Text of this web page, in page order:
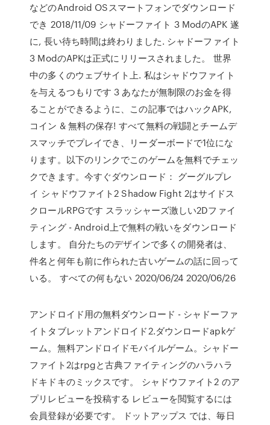
などのAndroid OSスマートフォンでダウンロード
でき 2018/11/09 シャドーファイト 3 ModのAPK 遂
に, 長い待ち時間は終わりました. シャドーファイト
3 ModのAPKは正式にリリースされました。 世界
中の多くのウェブサイト上. 私はシャドウファイト
を与えるつもりです 3 あなたが無制限のお金を得
ることができるように、この記事ではハックAPK,
コイン & 無料の保存! すべて無料の戦闘とチームデ
スマッチでプレイでき、リーダーボードで1位にな
ります。以下のリンクでこのゲームを無料でチェッ
クできます。今すぐダウンロード： グーグルプレ
イ シャドウファイト2 Shadow Fight 2はサイドス
クロールRPGです スラッシャーズ激しい2Dファイ
ティング - Android上で無料の戦いをダウンロード
します。 自分たちのデザインで多くの開発者は、
件名と何年も前に作られた古いゲームの話に回って
いる。 すべての何もない 2020/06/24 2020/06/26
アンドロイド用の無料ダウンロード - シャドーファ
イトタブレットアンドロイド2.ダウンロードapkゲ
ーム。無料アンドロイドモバイルゲーム。シャドー
ファイト2はrpgと古典ファイティングのハラハラ
ドキドキのミックスです。 シャドウファイト2 のア
プリレビューを投稿する レビューを閲覧するには
会員登録が必要です。 ドットアップス では、毎日